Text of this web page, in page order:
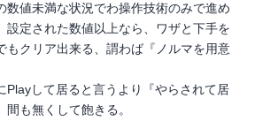
数値未満な状況でわ操作技術のみで進め
設定された数値以上なら、ワザと下手を
もクリア出来る、謂わば『ノルマを用意
Playして居ると言うより『やらされて居
間も無くして飽きる。